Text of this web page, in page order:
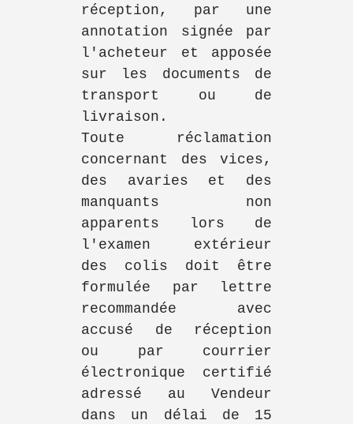
réception, par une
annotation signée par
l'acheteur et apposée
sur les documents de
transport ou de
livraison.
Toute réclamation
concernant des vices,
des avaries et des
manquants non
apparents lors de
l'examen extérieur
des colis doit être
formulée par lettre
recommandée avec
accusé de réception
ou par courrier
électronique certifié
adressé au Vendeur
dans un délai de 15